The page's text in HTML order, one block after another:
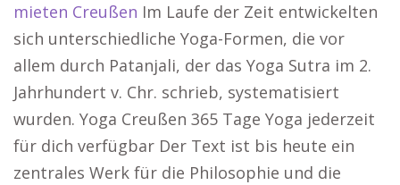
mieten Creußen Im Laufe der Zeit entwickelten
sich unterschiedliche Yoga-Formen, die vor
allem durch Patanjali, der das Yoga Sutra im 2.
Jahrhundert v. Chr. schrieb, systematisiert
wurden. Yoga Creußen 365 Tage Yoga jederzeit
für dich verfügbar Der Text ist bis heute ein
zentrales Werk für die Philosophie und die